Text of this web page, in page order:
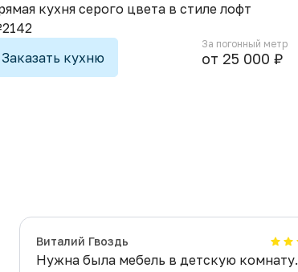
кухня серого цвета в стиле лофт
Заказать кухню
За погонный метр
от 25 000 ₽
Виталий Гвоздь
Нужна была мебель в детскую комнату.